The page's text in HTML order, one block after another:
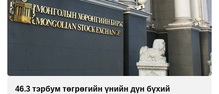
46.3 тэрбум төгрөгийн үнийн дүн бүхий